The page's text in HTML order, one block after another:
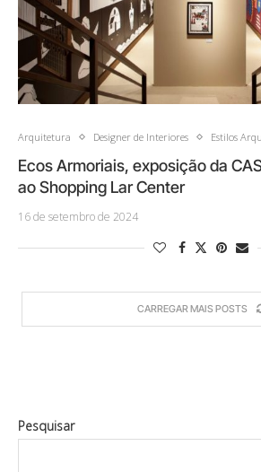
Arquitetura Designer de Interiores Estilos
Ecos Armoriais, exposição da
ao Shopping Lar Center
16 de setembro de 2024
CARREGAR MAIS POSTS
Pesquisar